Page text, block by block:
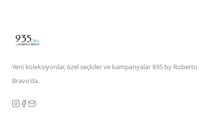
Yeni koleksiyonlar, özel seçkiler ve kampanyalar 935 by Roberto
Bravo'da.